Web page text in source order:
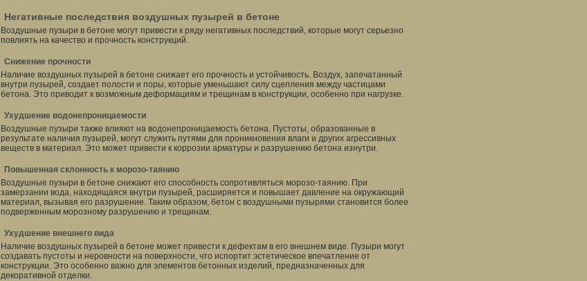
Негативные последствия воздушных пузырей в бетоне
Воздушные пузыри в бетоне могут привести к ряду негативных последствий, которые могут серьезно
повлиять на качество и прочность конструкций.
Снижение прочности
Наличие воздушных пузырей в бетоне снижает его прочность и устойчивость. Воздух, запечатанный
внутри пузырей, создает полости и поры, которые уменьшают силу сцепления между частицами
бетона. Это приводит к возможным деформациям и трещинам в конструкции, особенно при нагрузке.
Ухудшение водонепроницаемости
Воздушные пузыри также влияют на водонепроницаемость бетона. Пустоты, образованные в
результате наличия пузырей, могут служить путями для проникновения влаги и других агрессивных
веществ в материал. Это может привести к коррозии арматуры и разрушению бетона изнутри.
Повышенная склонность к морозо-таянию
Воздушные пузыри в бетоне снижают его способность сопротивляться морозо-таянию. При
замерзании вода, находящаяся внутри пузырей, расширяется и повышает давление на окружающий
материал, вызывая его разрушение. Таким образом, бетон с воздушными пузырями становится более
подверженным морозному разрушению и трещинам.
Ухудшение внешнего вида
Наличие воздушных пузырей в бетоне может привести к дефектам в его внешнем виде. Пузыри могут
создавать пустоты и неровности на поверхности, что испортит эстетическое впечатление от
конструкции. Это особенно важно для элементов бетонных изделий, предназначенных для
декоративной отделки.